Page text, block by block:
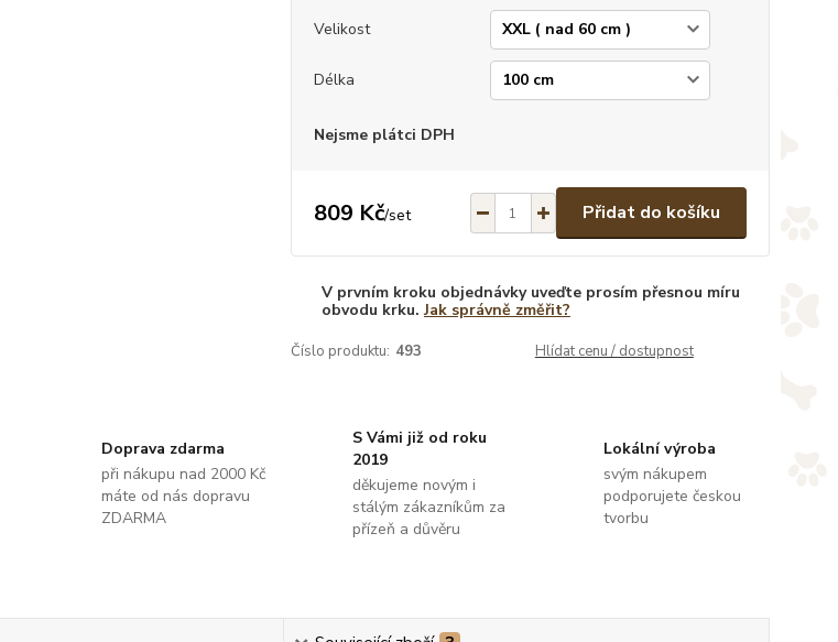
Velikost
Délka
Nejsme plátci DPH
809 Kč/set Přidat do košíku
V prvním kroku objednávky uveďte prosím přesnou míru
obvodu krku.Jak správně změřit?
Číslo produktu: 493 Hlídat cenu / dostupnost
Doprava zdarma
při nákupu nad 2000 Kč
máte od nás dopravu
ZDARMA
S Vámi již od roku
2019
děkujeme novým i
stálým zákazníkům za
přízeň a důvěru
Lokální výroba
svým nákupem
podporujete českou
tvorbu